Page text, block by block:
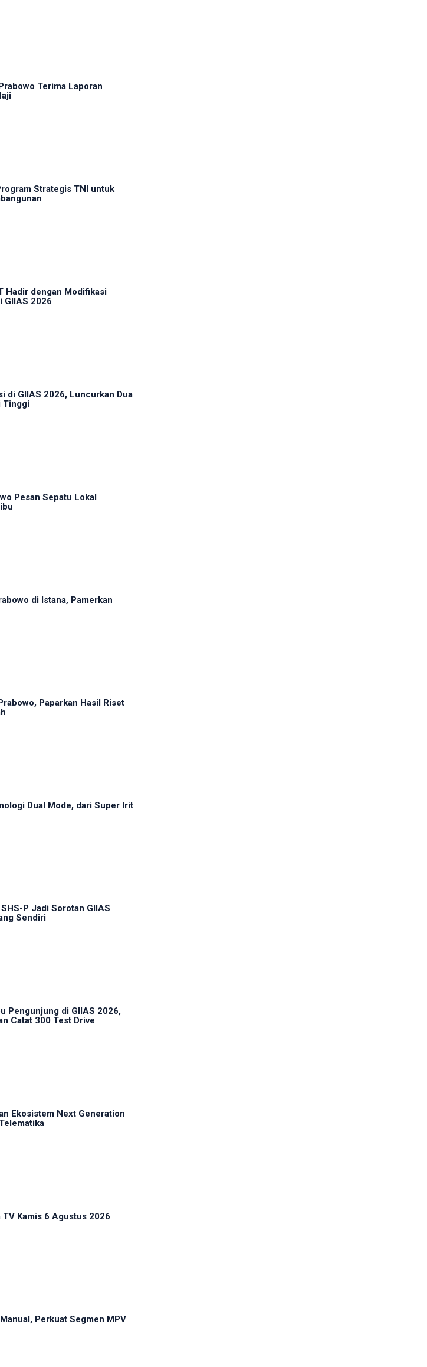
Terima Laporan
Strategis TNI untuk
Hadir dengan Modifikasi
GIIAS 2026
di GIIAS 2026, Luncurkan Dua
Tinggi
Pesan Sepatu Lokal
di Istana, Pamerkan
Paparkan Hasil Riset
Dual Mode, dari Super Irit
P Jadi Sorotan GIIAS
Sendiri
Pengunjung di GIIAS 2026,
Catat 300 Test Drive
Ekosistem Next Generation
Kamis 6 Agustus 2026
Perkuat Segmen MPV